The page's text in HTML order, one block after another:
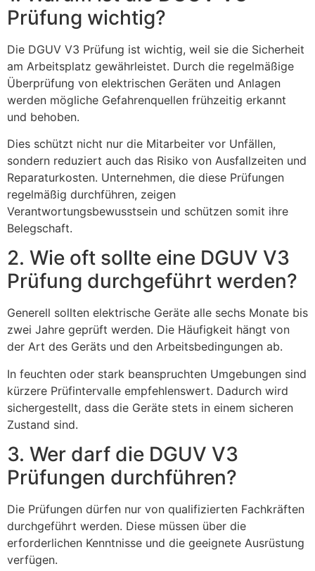
Prüfung wichtig?
Die DGUV V3 Prüfung ist wichtig, weil sie die Sicherheit
am Arbeitsplatz gewährleistet. Durch die regelmäßige
Überprüfung von elektrischen Geräten und Anlagen
werden mögliche Gefahrenquellen frühzeitig erkannt
und behoben.
Dies schützt nicht nur die Mitarbeiter vor Unfällen,
sondern reduziert auch das Risiko von Ausfallzeiten und
Reparaturkosten. Unternehmen, die diese Prüfungen
regelmäßig durchführen, zeigen
Verantwortungsbewusstsein und schützen somit ihre
Belegschaft.
2. Wie oft sollte eine DGUV V3
Prüfung durchgeführt werden?
Generell sollten elektrische Geräte alle sechs Monate bis
zwei Jahre geprüft werden. Die Häufigkeit hängt von
der Art des Geräts und den Arbeitsbedingungen ab.
In feuchten oder stark beanspruchten Umgebungen sind
kürzere Prüfintervalle empfehlenswert. Dadurch wird
sichergestellt, dass die Geräte stets in einem sicheren
Zustand sind.
3. Wer darf die DGUV V3
Prüfungen durchführen?
Die Prüfungen dürfen nur von qualifizierten Fachkräften
durchgeführt werden. Diese müssen über die
erforderlichen Kenntnisse und die geeignete Ausrüstung
verfügen.